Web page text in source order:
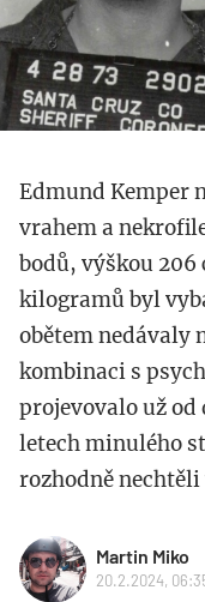
Edmund Kemper
vrahem a
bodů, výškou
kilogramů byl
obětem nedávaly
kombinaci s
projevovalo už od
letech minulého
rozhodně
Martin Miko
20.2.2024,